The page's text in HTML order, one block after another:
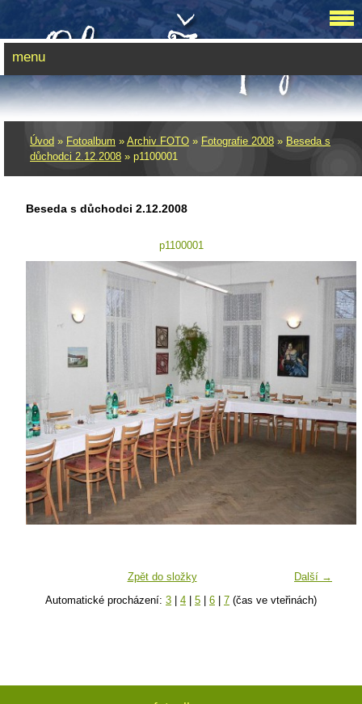
Úvod » Fotoalbum » Archiv FOTO » Fotografie 2008 » Beseda s
důchodci 2.12.2008 » p1100001
Beseda s důchodci 2.12.2008
p1100001
Další →
Zpět do složky
Automatické procházení: 3 | 4 | 5 | 6 | 7 (čas ve vteřinách)
menu